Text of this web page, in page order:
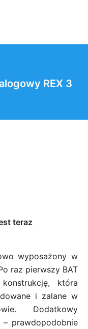
REX 3
teraz
wyposażony w
raz pierwszy BAT
która
i zalane w
Dodatkowy
prawdopodobnie